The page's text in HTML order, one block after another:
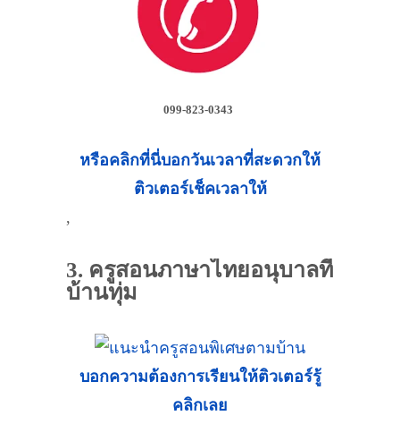
099-823-0343
หรือคลิกที่นี่บอกวันเวลาที่สะดวกให้
ติวเตอร์เช็คเวลาให้
,
3. ครูสอนภาษาไทยอนุบาลที่
บ้านทุ่ม
บอกความต้องการเรียนให้ติวเตอร์รู้
คลิกเลย